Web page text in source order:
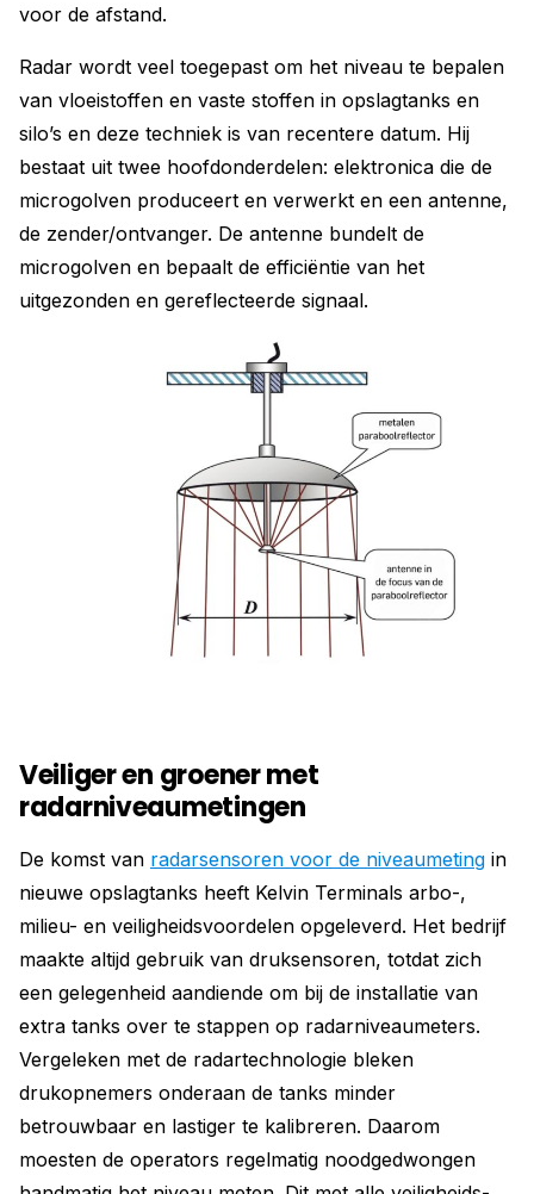
voor de afstand.
Radar wordt veel toegepast om het niveau te bepalen
van vloeistoffen en vaste stoffen in opslagtanks en
silo’s en deze techniek is van recentere datum. Hij
bestaat uit twee hoofdonderdelen: elektronica die de
microgolven produceert en verwerkt en een antenne,
de zender/ontvanger. De antenne bundelt de
microgolven en bepaalt de efficiëntie van het
uitgezonden en gereflecteerde signaal.
Veiliger en groener met
radarniveaumetingen
De komst van radarsensoren voor de niveaumeting in
nieuwe opslagtanks heeft Kelvin Terminals arbo-,
milieu- en veiligheidsvoordelen opgeleverd. Het bedrijf
maakte altijd gebruik van druksensoren, totdat zich
een gelegenheid aandiende om bij de installatie van
extra tanks over te stappen op radarniveaumeters.
Vergeleken met de radartechnologie bleken
drukopnemers onderaan de tanks minder
betrouwbaar en lastiger te kalibreren. Daarom
moesten de operators regelmatig noodgedwongen